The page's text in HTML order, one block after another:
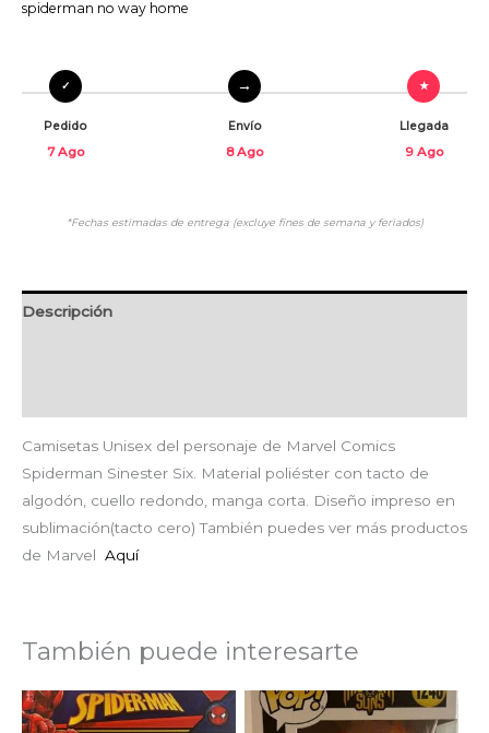
spiderman no way home
Pedido
7 Ago
Envío
8 Ago
Llegada
9 Ago
*Fechas estimadas de entrega (excluye fines de semana y feriados)
Descripción
Camisetas Unisex del personaje de Marvel Comics
Spiderman Sinester Six. Material poliéster con tacto de
algodón, cuello redondo, manga corta. Diseño impreso en
sublimación(tacto cero) También puedes ver más productos
de Marvel Aquí
También puede interesarte